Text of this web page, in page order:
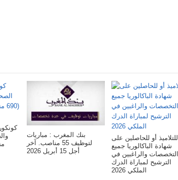
بنك المغرب : مباريات
لتوظيف 55 مناصب. آخر
أجل 15 أبريل 2026
للتلاميذ أو للحاصلين على
شهادة الباكالوريا جميع
التخصصات والراغبين في
الترشيح لمباراة الدرك
الملكي 2026